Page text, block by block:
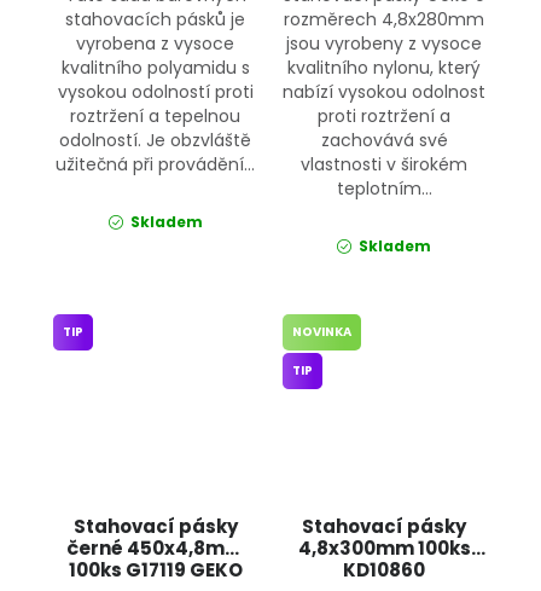
stahovacích pásků je
vyrobena z vysoce
kvalitního polyamidu s
vysokou odolností proti
roztržení a tepelnou
odolností. Je obzvláště
užitečná při provádění...
Skladem
rozměrech 4,8x280mm
jsou vyrobeny z vysoce
kvalitního nylonu, který
nabízí vysokou odolnost
proti roztržení a
zachovává své
vlastnosti v širokém
teplotním...
Skladem
Stahovací pásky
černé 450x4,8mm
100ks G17119 GEKO
TIP
Stahovací pásky
4,8x300mm 100ks
KD10860
NOVINKA
TIP